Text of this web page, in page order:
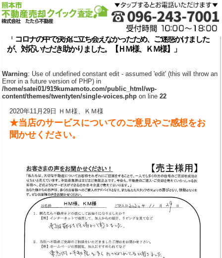
「 コロナの中で決済に立ち会えなかったため、ご迷惑かけました
が、対応いただき助かりました。【ＨＭ様、ＫＭ様】」
Warning: Use of undefined constant edit - assumed 'edit' (this will throw an
Error in a future version of PHP) in
/home/satei01/919kumamoto.com/public_html/wp-
content/themes/twentyten/single-voices.php on line22
2020年11月29日 ＨＭ様、ＫＭ様
★当店のサービスについてのご意見やご感想をお
聞かせください。